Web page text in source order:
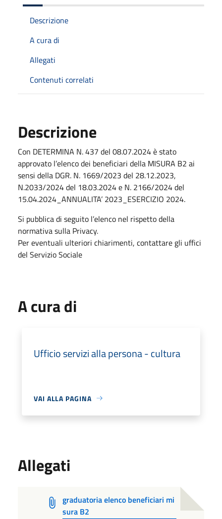
Descrizione
A cura di
Allegati
Contenuti correlati
Descrizione
Con DETERMINA N. 437 del 08.07.2024 è stato
approvato l’elenco dei beneficiari della MISURA B2 ai
sensi della DGR. N. 1669/2023 del 28.12.2023,
N.2033/2024 del 18.03.2024 e N. 2166/2024 del
15.04.2024_ANNUALITA’ 2023_ESERCIZIO 2024.
Si pubblica di seguito l’elenco nel rispetto della
normativa sulla Privacy.
Per eventuali ulteriori chiarimenti, contattare gli uffici
del Servizio Sociale
A cura di
Ufficio servizi alla persona - cultura
VAI ALLA PAGINA
Allegati
graduatoria elenco beneficiari mi
sura B2